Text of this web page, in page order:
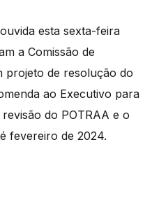
esta sexta-feira
a Comissão de
projeto de resolução do
ao Executivo para
do POTRAA e o
fevereiro de 2024.